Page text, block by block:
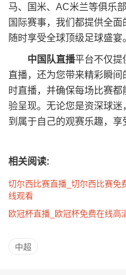
马、国米、AC米兰等俱乐
国际赛事，我们都提供全
随时享受全球顶级足球盛宴
中国队直播平台不仅提
直播，还为您带来精彩瞬
时直播，并确保每场比赛
验呈现。无论您是资深球
到属于自己的观赛乐趣，享
相关阅读:
切尔西比赛直播_切尔西比赛免
线观看
欧冠杯直播_欧冠杯免费在线高
中超